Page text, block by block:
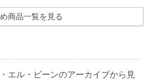
商品一覧を見る
エル・ビーンのアーカイブから見